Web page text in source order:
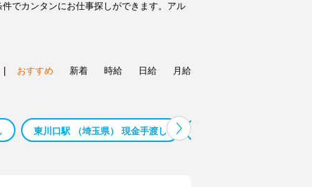
でカンタンにお仕事探しができます。アル
おすすめ 新着 時給 日給 月給
東川口駅 （埼玉県） 現金手渡し